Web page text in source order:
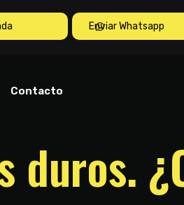
Enviar Whatsapp
Contacto
duros.